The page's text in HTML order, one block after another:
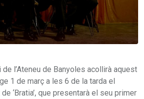
de l’Ateneu de Banyoles acollirà aquest
1 de març a les 6 de la tarda el
‘Bratia’, que presentarà el seu primer